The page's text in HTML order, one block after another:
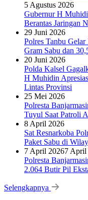
5 Agustus 2026
Gubernur H
Berantas Jaringan
29 Juni 2026
Polres Tanbu
Gram Sabu dan
20 Juni 2026
Polda Kalsel
H Muhidin
Lintas Provinsi
25 Mei 2026
Polresta
Tuyul Saat Patroli
8 April 2026
Sat Resnarkoba
Paket Sabu di
7 April 20267 April
Polresta
2.064 Butir Pil
Selengkapnya